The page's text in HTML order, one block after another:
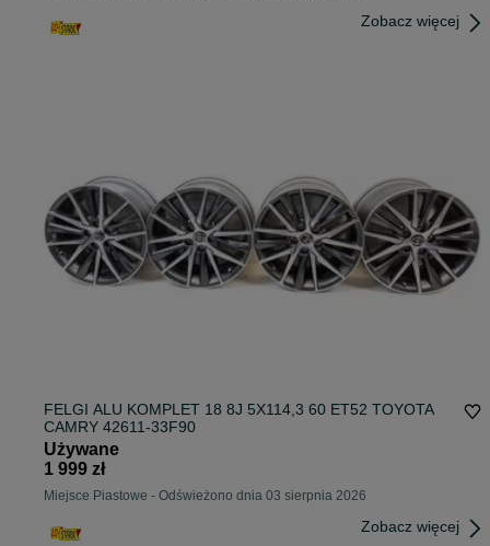
Zobacz więcej
FELGI ALU KOMPLET 18 8J 5X114,3 60 ET52 TOYOTA
CAMRY 42611-33F90
Używane
1 999 zł
Miejsce Piastowe - Odświeżono dnia 03 sierpnia 2026
Zobacz więcej